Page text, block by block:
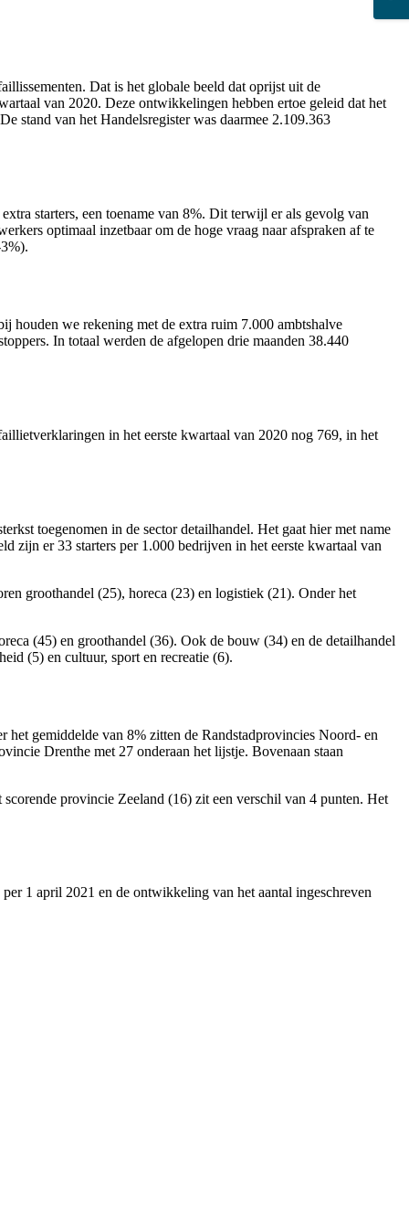
Dat is het globale beeld dat oprijst uit de
van 2020. Deze ontwikkelingen hebben ertoe geleid dat het
stand van het Handelsregister was daarmee 2.109.363
starters, een toename van 8%. Dit terwijl er als gevolg van
optimaal inzetbaar om de hoge vraag naar afspraken af te
houden we rekening met de extra ruim 7.000 ambtshalve
In totaal werden de afgelopen drie maanden 38.440
in het eerste kwartaal van 2020 nog 769, in het
toegenomen in de sector detailhandel. Het gaat hier met name
zijn er 33 starters per 1.000 bedrijven in het eerste kwartaal van
groothandel (25), horeca (23) en logistiek (21). Onder het
(45) en groothandel (36). Ook de bouw (34) en de detailhandel
(5) en cultuur, sport en recreatie (6).
gemiddelde van 8% zitten de Randstadprovincies Noord- en
Drenthe met 27 onderaan het lijstje. Bovenaan staan
provincie Zeeland (16) zit een verschil van 4 punten. Het
1 april 2021 en de ontwikkeling van het aantal ingeschreven